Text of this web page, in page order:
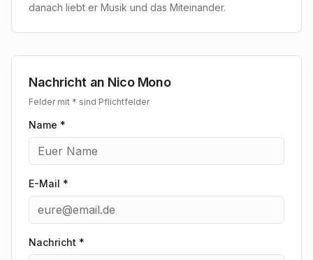
danach liebt er Musik und das Miteinander.
Nachricht an Nico Mono
Felder mit * sind Pflichtfelder
Name *
E-Mail *
Nachricht *